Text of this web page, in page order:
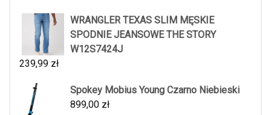
WRANGLER TEXAS SLIM MĘSKIE
SPODNIE JEANSOWE THE STORY
W12S7424J
239,99 zł
Spokey Mobius Young Czarno Niebieski
899,00 zł